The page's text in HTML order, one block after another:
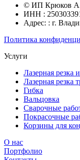
© ИП Крюков
ИНН :
Адрес: : г.
Политика
Услуги
Лазерная резка
Лазерная резка
Гибка
Вальцовка
Сварочные
Покрасочные
Корзины для
О нас
Портфолио